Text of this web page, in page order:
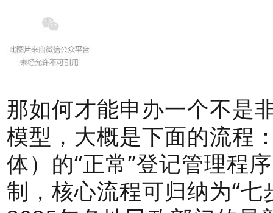
那如何才能申办一个不是
模型，大概是下面的流程
体）的“正常”登记管理程
制，核心流程可归纳为“